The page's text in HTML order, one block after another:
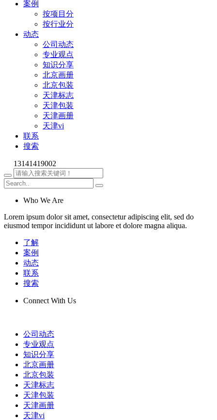
案例
按项目分
按行业分
动态
公司动态
专业观点
知识分享
北京画册
北京包装
天津标志
天津包装
天津画册
天津vi
联系
搜索
13141419002
Who We Are
Lorem ipsum dolor sit amet, consectetur adipiscing elit, sed do
eiusmod tempor incididunt ut labore et dolore magna aliqua.
了解
案例
动态
联系
搜索
Connect With Us
公司动态
专业观点
知识分享
北京画册
北京包装
天津标志
天津包装
天津画册
天津vi